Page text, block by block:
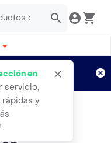
en
servicio,
y
Aplican TyC
De